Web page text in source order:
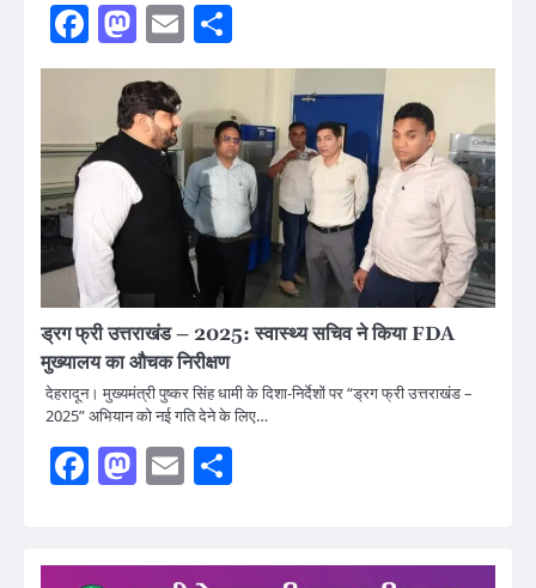
Facebook
Mastodon
Email
ड्रग फ्री उत्तराखंड – 2025: स्वास्थ्य सचिव ने किया FDA
मुख्यालय का औचक निरीक्षण
देहरादून। मुख्यमंत्री पुष्कर सिंह धामी के दिशा-निर्देशों पर “ड्रग फ्री उत्तराखंड –
2025” अभियान को नई गति देने के लिए…
Facebook
Mastodon
Email